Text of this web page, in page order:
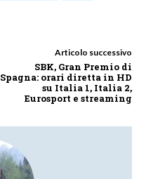
Articolo successivo
SBK, Gran Premio di
Spagna: orari diretta in HD
su Italia 1, Italia 2,
Eurosport e streaming